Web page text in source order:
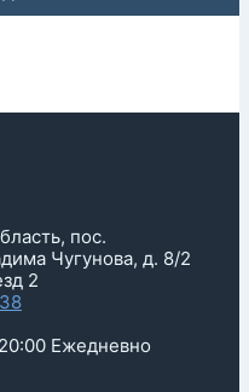
пос.
Чугунова, д. 8/2
2
Ежедневно